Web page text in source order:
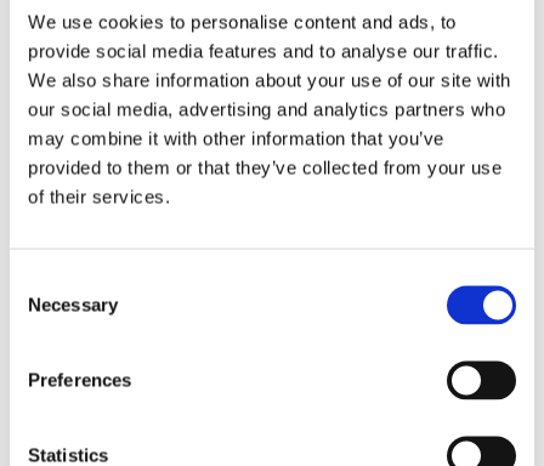
We use cookies to personalise content and ads, to
provide social media features and to analyse our traffic.
We also share information about your use of our site with
our social media, advertising and analytics partners who
may combine it with other information that you’ve
provided to them or that they’ve collected from your use
of their services.
Selection
Necessary
Preferences
Statistics
Агрегати рульового управління (155)
Насос ГПК (69)